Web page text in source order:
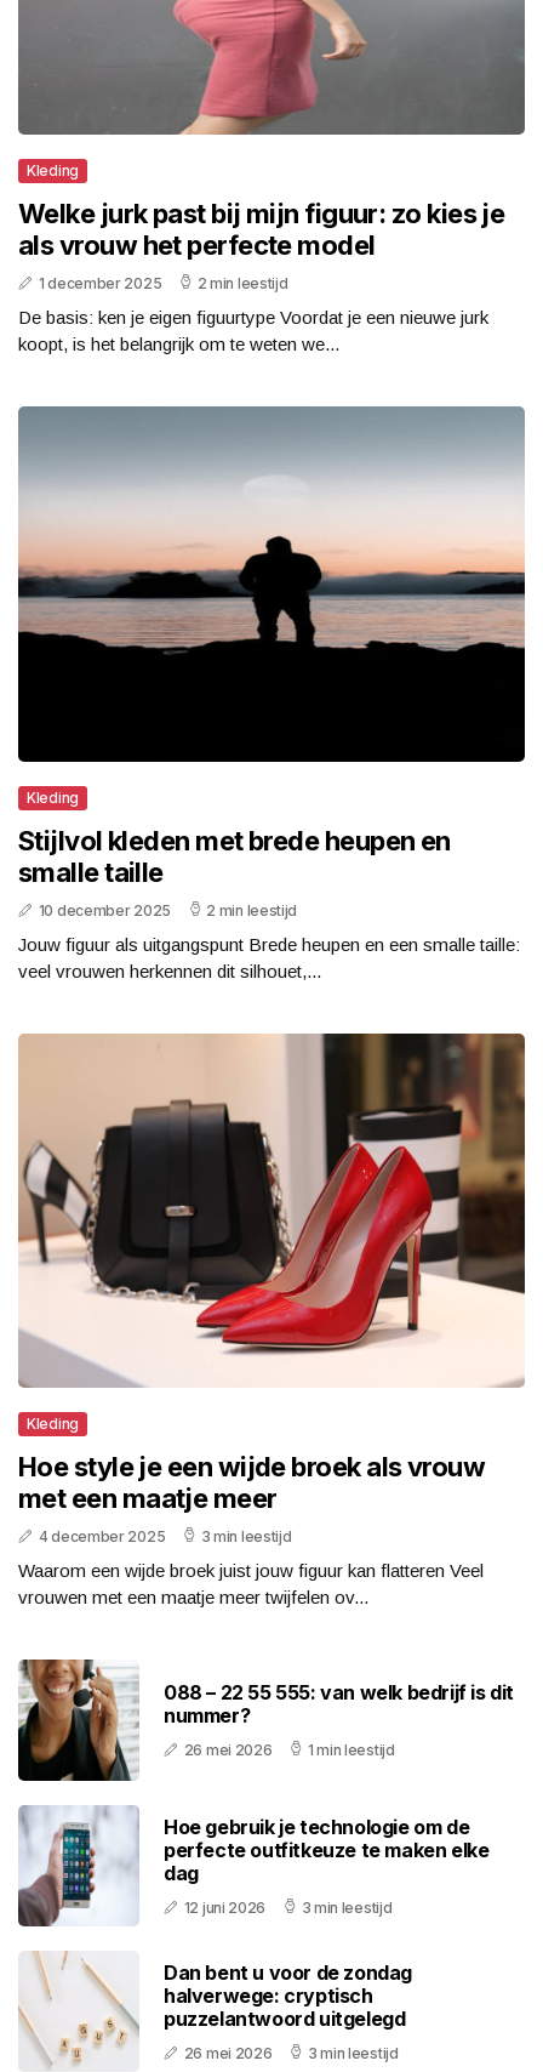
Kleding
Welke jurk past bij mijn figuur: zo kies je
als vrouw het perfecte model
1 december 2025 2 min leestijd
De basis: ken je eigen figuurtype Voordat je een nieuwe jurk
koopt, is het belangrijk om te weten we...
Kleding
Stijlvol kleden met brede heupen en
smalle taille
10 december 2025 2 min leestijd
Jouw figuur als uitgangspunt Brede heupen en een smalle taille:
veel vrouwen herkennen dit silhouet,...
Kleding
Hoe style je een wijde broek als vrouw
met een maatje meer
4 december 2025 3 min leestijd
Waarom een wijde broek juist jouw figuur kan flatteren Veel
vrouwen met een maatje meer twijfelen ov...
088 – 22 55 555: van welk bedrijf is dit
nummer?
26 mei 2026 1 min leestijd
Hoe gebruik je technologie om de
perfecte outfitkeuze te maken elke
dag
12 juni 2026 3 min leestijd
Dan bent u voor de zondag
halverwege: cryptisch
puzzelantwoord uitgelegd
26 mei 2026 3 min leestijd